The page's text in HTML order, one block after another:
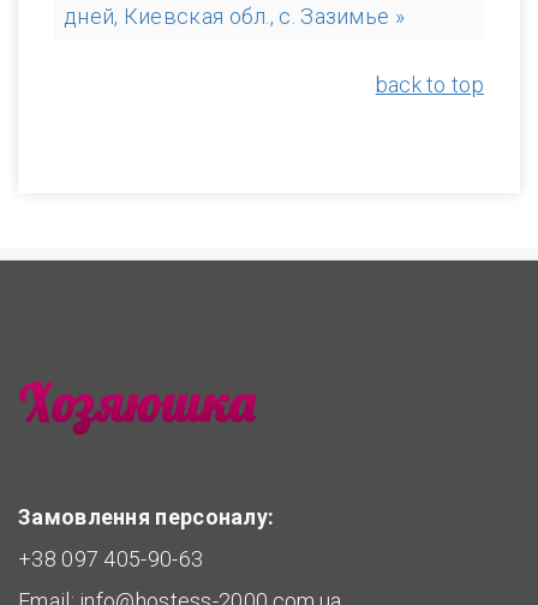
дней, Киевская обл., с. Зазимье »
back to top
Замовлення персоналу:
+38 097 405-90-63